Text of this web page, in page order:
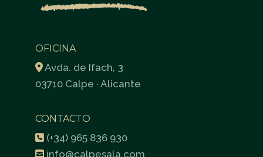
OFICINA
Avda. de Ifach, 3
03710 Calpe · Alicante
CONTACTO
(+34) 965 836 930
info@calpesala.com